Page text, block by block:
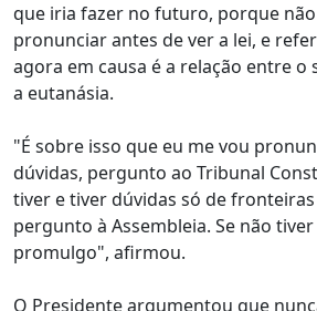
que iria fazer no futuro, porque
pronunciar antes de ver a lei, e
agora em causa é a relação entre o
a eutanásia.
"É sobre isso que eu me vou
dúvidas, pergunto ao Tribunal
tiver e tiver dúvidas só de
pergunto à Assembleia. Se não
promulgo", afirmou.
O Presidente argumentou que